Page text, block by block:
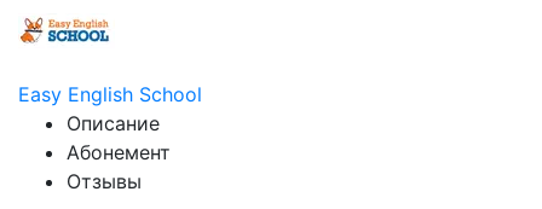
Easy English School
Описание
Абонемент
Отзывы